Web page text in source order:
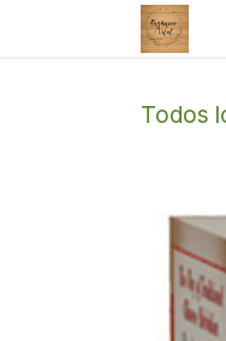
Ir al contenido
Todos